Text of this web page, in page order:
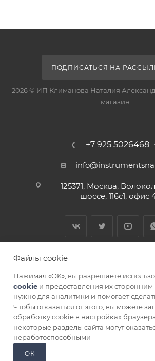
ПОДПИСАТЬСЯ НА
2026 © ИП Климанова Наталия
магазин
+7 925 5026468
125371, Москва,
шоссе, 116с1, офис
СОГЛАСИЕ НА ОБРАБОТКУ
Файлы cookie
Нажимая «OK», вы разрешаете
cookie и предоставления их
нужно для аналитики и помогает
Чтобы отказаться от этого, вы можете
обработку cookie в настройках
некоторые разделы сайта могут
неработоспособными
ОК